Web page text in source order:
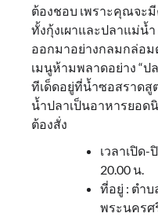
ต้องชอบ เพราะคุณจะ
ทั้งกุ้งเผาและปลาแม่น้
ออกมาอย่างกลมกล่อม
เมนูห้ามพลาดอย่าง “ป
ทีเด็ดอยู่ที่น้ำซอสราดสู
น้ำปลาเป็นอาหารยอด
ต้องสั่ง
เวลาเปิด-
20.00 น.
ที่อยู่ : ตำ
พระนครศ